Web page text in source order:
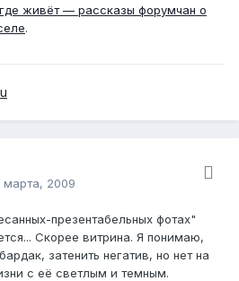
живёт — рассказы форумчан о
.
марта, 2009
презентабельных фотах"
Скорее витрина. Я понимаю,
затенить негатив, но нет на
с её светлым и темным.